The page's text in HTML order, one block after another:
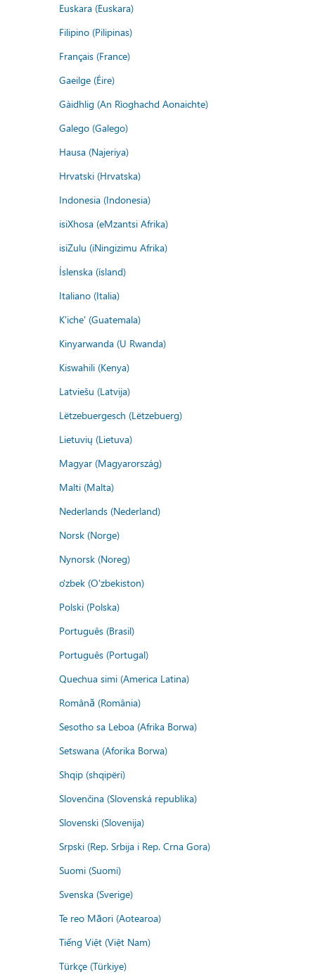
Euskara (Euskara)
Filipino (Pilipinas)
Français (France)
Gaeilge (Éire)
Gàidhlig (An Rìoghachd Aonaichte)
Galego (Galego)
Hausa (Najeriya)
Hrvatski (Hrvatska)
Indonesia (Indonesia)
isiXhosa (eMzantsi Afrika)
isiZulu (iNingizimu Afrika)
Íslenska (ísland)
Italiano (Italia)
K'iche' (Guatemala)
Kinyarwanda (U Rwanda)
Kiswahili (Kenya)
Latviešu (Latvija)
Lëtzebuergesch (Lëtzebuerg)
Lietuvių (Lietuva)
Magyar (Magyarország)
Malti (Malta)
Nederlands (Nederland)
Norsk (Norge)
Nynorsk (Noreg)
o'zbek (O'zbekiston)
Polski (Polska)
Português (Brasil)
Português (Portugal)
Quechua simi (America Latina)
Română (România)
Sesotho sa Leboa (Afrika Borwa)
Setswana (Aforika Borwa)
Shqip (shqipëri)
Slovenčina (Slovenská republika)
Slovenski (Slovenija)
Srpski (Rep. Srbija i Rep. Crna Gora)
Suomi (Suomi)
Svenska (Sverige)
Te reo Māori (Aotearoa)
Tiếng Việt (Việt Nam)
Türkçe (Türkiye)